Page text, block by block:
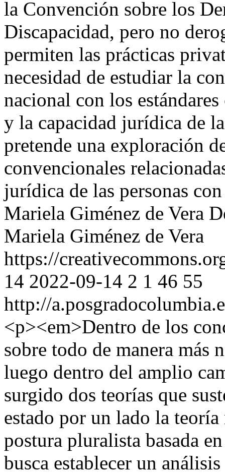
la Convención sobre los
Discapacidad, pero no
permiten las prácticas
necesidad de estudiar la
nacional con los
y la capacidad jurídica de
pretende una exploración
convencionales
jurídica de las personas
Mariela Giménez de Vera
Mariela Giménez de Vera
https://
14 2022-09-14 2 1 46 55
http://
<p><em>Dentro de los
sobre todo de manera más
luego dentro del amplio
surgido dos teorías que
estado por un lado la
postura pluralista basada
busca establecer un